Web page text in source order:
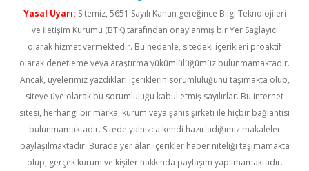
Yasal Uyarı: Sitemiz, 5651 Sayılı Kanun gereğince Bilgi Teknolojileri
ve İletişim Kurumu (BTK) tarafından onaylanmış bir Yer Sağlayıcı
olarak hizmet vermektedir. Bu nedenle, sitedeki içerikleri proaktif
olarak denetleme veya araştırma yükümlülüğümüz bulunmamaktadır.
Ancak, üyelerimiz yazdıkları içeriklerin sorumluluğunu taşımakta olup,
siteye üye olarak bu sorumluluğu kabul etmiş sayılırlar. Bu internet
sitesi, herhangi bir marka, kurum veya şahıs şirketi ile hiçbir bağlantısı
bulunmamaktadır. Sitede yalnızca kendi hazırladığımız makaleler
paylaşılmaktadır. Burada yer alan içerikler haber niteliği taşımamakta
olup, gerçek kurum ve kişiler hakkında paylaşım yapılmamaktadır.